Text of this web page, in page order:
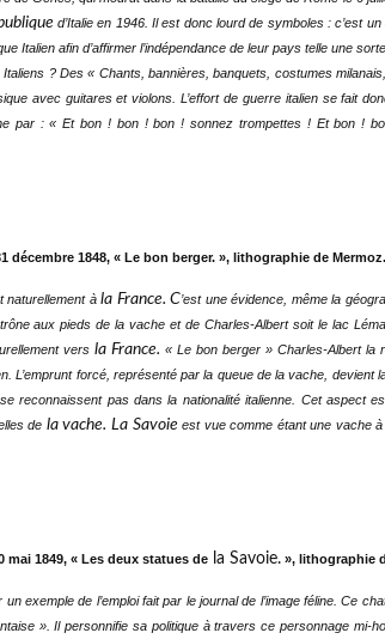
d’Italie en 1946. Il est donc lourd de symboles : c’est
Italien afin d’affirmer l’indépendance de leur pays telle une
? Des « Chants, bannières, banquets, costumes
avec guitares et violons. L’effort de guerre italien se fait
par : « Et bon ! bon ! bon ! sonnez trompettes ! Et bon !
décembre 1848, « Le bon berger. », lithographie de Mermoz.
naturellement àla France. C’est une évidence, même la
aux pieds de la vache et de Charles-Albert soit le lac
versla France. « Le bon berger » Charles-Albert la
L’emprunt forcé, représenté par la queue de la vache, devient
reconnaissent pas dans la nationalité italienne. Cet aspect
de la vache. La Savoieest vue comme étant une vache
mai 1849, « Les deux statues de la Savoie. », lithographie
de l’emploi fait par le journal de l’image féline. Ce
». Il personnifie sa politique à travers ce personnage mi-